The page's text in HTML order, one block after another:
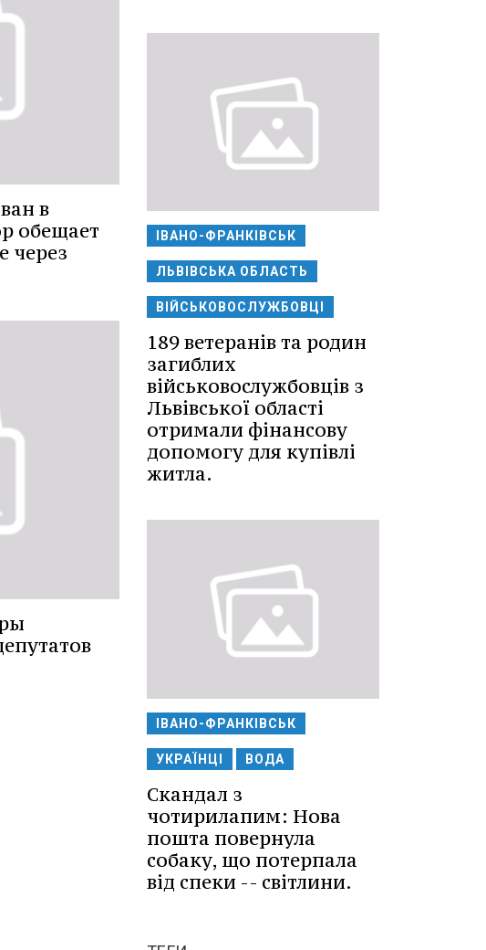
в
обещает
через
ІВАНО-ФРАНКІВСЬК
ЛЬВІВСЬКА ОБЛАСТЬ
ВІЙСЬКОВОСЛУЖБОВЦІ
189 ветеранів та родин
загиблих
військовослужбовців з
Львівської області
отримали фінансову
допомогу для купівлі
житла.
ІВАНО-ФРАНКІВСЬК
УКРАЇНЦІ ВОДА
Скандал з
чотирилапим: Нова
пошта повернула
собаку, що потерпала
від спеки -- світлини.